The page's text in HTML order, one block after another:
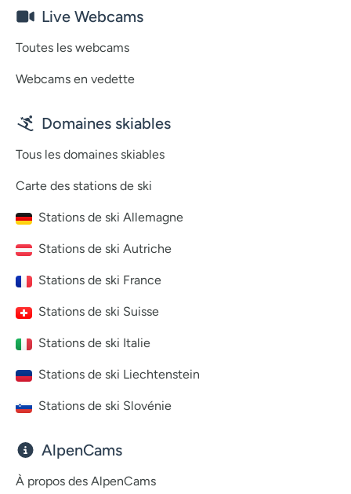
Live Webcams
Toutes les webcams
Webcams en vedette
Domaines skiables
Tous les domaines skiables
Carte des stations de ski
Stations de ski Allemagne
Stations de ski Autriche
Stations de ski France
Stations de ski Suisse
Stations de ski Italie
Stations de ski Liechtenstein
Stations de ski Slovénie
AlpenCams
À propos des AlpenCams